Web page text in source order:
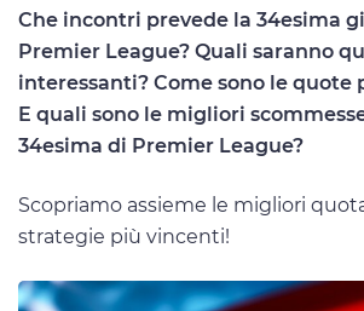
Che incontri prevede la 34esima
Premier League? Quali saranno
interessanti? Come sono le quote
E quali sono le migliori
34esima di Premier League?
Scopriamo assieme le migliori
strategie più vincenti!